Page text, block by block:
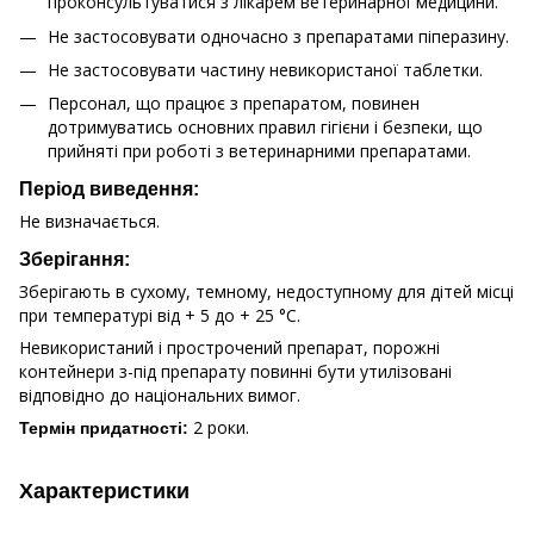
Не застосовувати одночасно з препаратами піперазину.
Не застосовувати частину невикористаної таблетки.
Персонал, що працює з препаратом, повинен
дотримуватись основних правил гігієни і безпеки, що
прийняті при роботі з ветеринарними препаратами.
Період виведення:
Не визначається.
Зберігання:
Зберігають в сухому, темному, недоступному для дітей місці
при температурі від + 5 до + 25 °С.
Невикористаний і прострочений препарат, порожні
контейнери з-під препарату повинні бути утилізовані
відповідно до національних вимог.
Термін придатності: 2 роки.
Характеристики